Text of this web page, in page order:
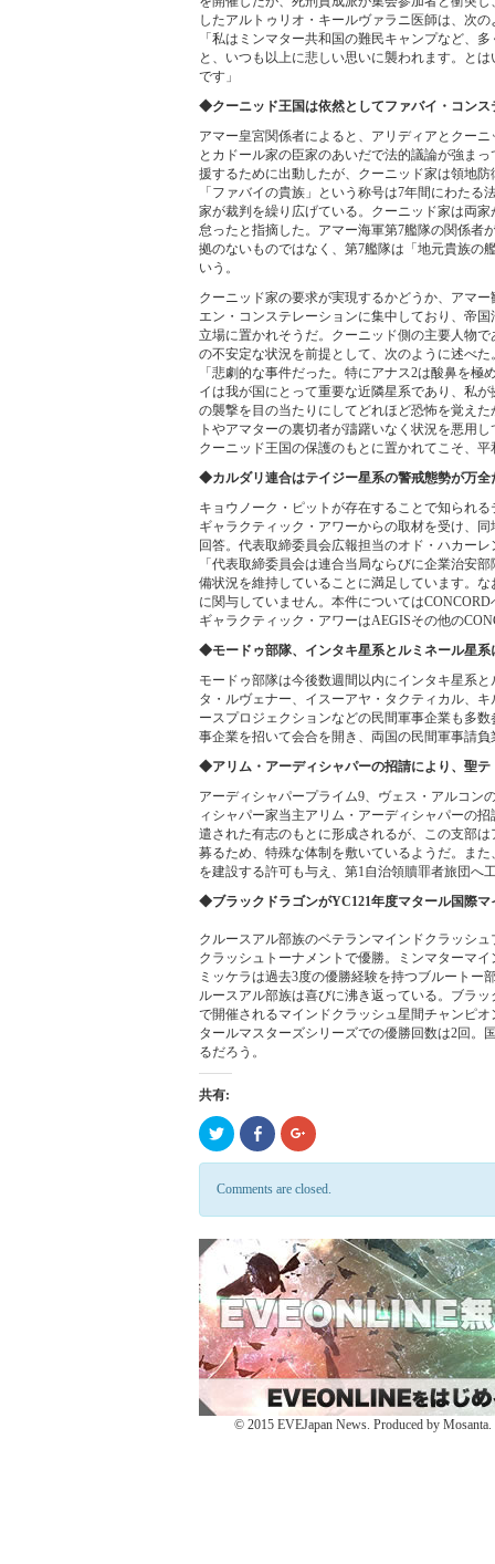
したアルトゥリオ・キールヴァラニ医師は、次
「私はミンマター共和国の難民キャンプなど、
と、いつも以上に悲しい思いに襲われます。と
です」
◆クーニッド王国は依然としてファバイ・コンス
アマー皇宮関係者によると、アリディアとクー
とカドール家の臣家のあいだで法的議論が強ま
援するために出動したが、クーニッド家は領地
「ファバイの貴族」という称号は7年間にわた
家が裁判を繰り広げている。クーニッド家は両
怠ったと指摘した。アマー海軍第7艦隊の関係者
拠のないものではなく、第7艦隊は「地元貴族の
いう。
クーニッド家の要求が実現するかどうか、アマ
エン・コンステレーションに集中しており、帝
立場に置かれそうだ。クーニッド側の主要人物
の不安定な状況を前提として、次のように述べた
「悲劇的な事件だった。特にアナス2は酸鼻を
イは我が国にとって重要な近隣星系であり、私
の襲撃を目の当たりにしてどれほど恐怖を覚え
トやアマターの裏切者が躊躇いなく状況を悪用
クーニッド王国の保護のもとに置かれてこそ、
◆カルダリ連合はテイジー星系の警戒態勢が万全
キョウノーク・ピットが存在することで知られ
ギャラクティック・アワーからの取材を受け、
回答。代表取締委員会広報担当のオド・ハカー
「代表取締委員会は連合当局ならびに企業治安
備状況を維持していることに満足しています。
に関与していません。本件については
ギャラクティック・アワーはAEGISその他の
◆モードゥ部隊、インタキ星系とルミネール星
モードゥ部隊は今後数週間以内にインタキ星系
タ・ルヴェナー、イスーアヤ・タクティカル、
ースプロジェクションなどの民間軍事企業も多
事企業を招いて会合を開き、両国の民間軍事請
◆アリム・アーディシャパーの招請により、聖
アーディシャパープライム9、ヴェス・アルコン
ィシャパー家当主アリム・アーディシャパーの
遣された有志のもとに形成されるが、この支部
募るため、特殊な体制を敷いているようだ。ま
を建設する許可も与え、第1自治領贖罪者旅団へ
◆ブラックドラゴンがYC121年度マタール国際
クルースアル部族のベテランマインドクラッシ
クラッシュトーナメントで優勝。ミンマターマ
ミッケラは過去3度の優勝経験を持つブルート
ルースアル部族は喜びに沸き返っている。ブラ
で開催されるマインドクラッシュ星間チャンピ
タールマスターズシリーズでの優勝回数は2回。
るだろう。
共有:
ク
リ
し
て
共
(新
し
い
ウ
ィ
ン
ド
ウ
で
開
す)
Click
to
Facebook
(新
ン
ド
ウ
で
開
き
ま
す)
ク
リ
し
て
共
有
(新
し
い
ウ
ィ
ン
ド
ウ
で
開
き
ま
す)
Comments are closed.
© 2015 EVEJapan News. Produced by